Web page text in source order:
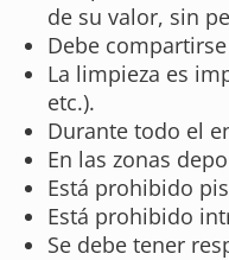
de su valor, sin
Debe
La limpieza es
etc.).
Durante todo el
En las zonas
Está prohibido
Está prohibido
Se debe tener